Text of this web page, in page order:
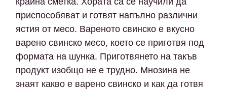
приспособяват и готвят напълно различни
ястия от месо. Вареното свинско е вкусно
варено свинско месо, което се приготвя под
формата на шунка. Приготвянето на такъв
продукт изобщо не е трудно. Мнозина не
знаят какво е варено свинско и как да готвя